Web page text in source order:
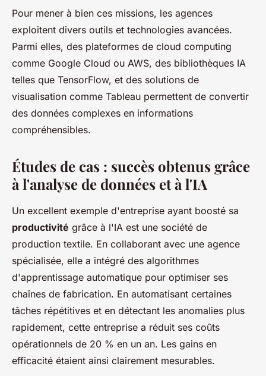
Pour mener à bien ces missions, les agences
exploitent divers outils et technologies avancées.
Parmi elles, des plateformes de cloud computing
comme Google Cloud ou AWS, des bibliothèques IA
telles que TensorFlow, et des solutions de
visualisation comme Tableau permettent de convertir
des données complexes en informations
compréhensibles.
Études de cas : succès obtenus grâce
à l'analyse de données et à l'IA
Un excellent exemple d'entreprise ayant boosté sa
productivité grâce à l'IA est une société de
production textile. En collaborant avec une agence
spécialisée, elle a intégré des algorithmes
d'apprentissage automatique pour optimiser ses
chaînes de fabrication. En automatisant certaines
tâches répétitives et en détectant les anomalies plus
rapidement, cette entreprise a réduit ses coûts
opérationnels de 20 % en un an. Les gains en
efficacité étaient ainsi clairement mesurables.